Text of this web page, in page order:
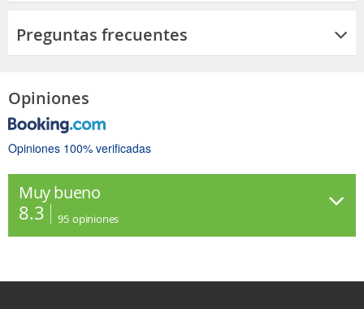
Preguntas frecuentes
Opiniones
Opiniones 100% verificadas
Muy bueno
8.3 95 opiniones